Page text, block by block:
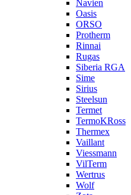
Navien
Oasis
ORSO
Protherm
Rinnai
Rugas
Siberia RGA
Sime
Sirius
Steelsun
Termet
TermoKRoss
Thermex
Vaillant
Viessmann
VilTerm
Wertrus
Wolf